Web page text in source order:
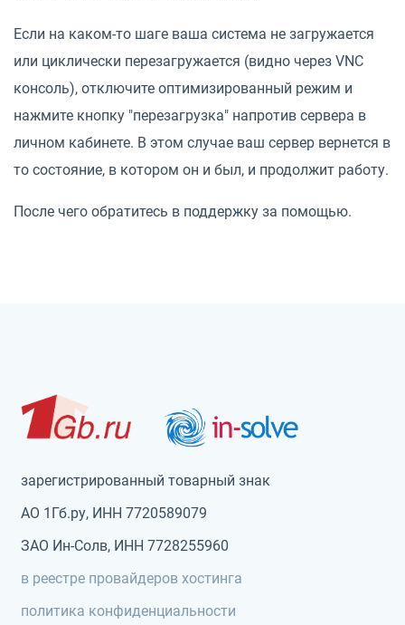
Если на каком-то шаге ваша система не загружается
или циклически перезагружается (видно через VNC
консоль), отключите оптимизированный режим и
нажмите кнопку "перезагрузка" напротив сервера в
личном кабинете. В этом случае ваш сервер вернется в
то состояние, в котором он и был, и продолжит работу.
После чего обратитесь в поддержку за помощью.
зарегистрированный товарный знак
АО 1Гб.ру, ИНН 7720589079
ЗАО Ин-Солв, ИНН 7728255960
в реестре провайдеров хостинга
политика конфиденциальности